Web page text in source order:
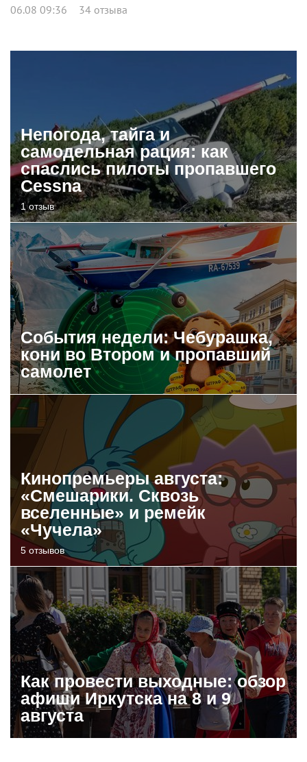
06.08 09:36 34 отзыва
Непогода, тайга и
самодельная рация: как
спаслись пилоты пропавшего
Cessna
1 отзыв
События недели: Чебурашка,
кони во Втором и пропавший
самолет
Кинопремьеры августа:
«Смешарики. Сквозь
вселенные» и ремейк
«Чучела»
5 отзывов
Как провести выходные: обзор
афиши Иркутска на 8 и 9
августа